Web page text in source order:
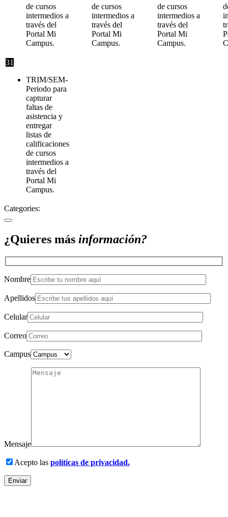
de cursos
intermedios a
través del
Portal Mi
Campus.
de cursos
intermedios a
través del
Portal Mi
Campus.
de cursos
intermedios a
través del
Portal Mi
Campus.
31
TRIM/SEM-
Periodo para
capturar
faltas de
asistencia y
entregar
listas de
calificaciones
de cursos
intermedios a
través del
Portal Mi
Campus.
Categories:
¿Quieres más información?
Nombre
Apellidos
Celular
Correo
Campus
Mensaje
Acepto las políticas de privacidad.